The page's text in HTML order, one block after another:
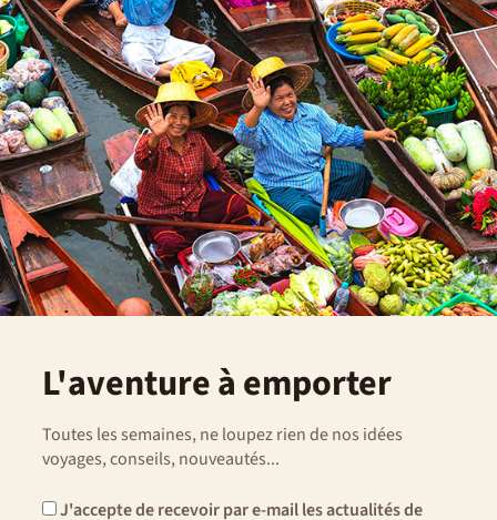
L'aventure à emporter
Toutes les semaines, ne loupez rien de nos idées
voyages, conseils, nouveautés...
J'accepte de recevoir par e-mail les actualités de